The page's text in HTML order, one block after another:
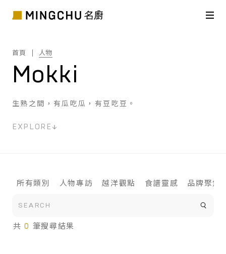
首頁 人物
Mokki
生熟之間，有瓜吃瓜，有豆吃豆。
EXPLORE
所有類別 人物專訪 越洋觀點 食譜靈感 品牌聚焦
共0 筆搜尋結果